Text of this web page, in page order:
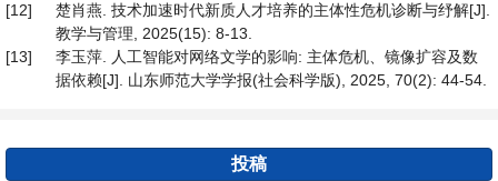
[12]
楚肖燕. 技术加速时代新质人才培养的主体性危机诊断与纾解[J].
教学与管理, 2025(15): 8-13.
[13]
李玉萍. 人工智能对网络文学的影响: 主体危机、镜像扩容及数
据依赖[J]. 山东师范大学学报(社会科学版), 2025, 70(2): 44-54.
投稿